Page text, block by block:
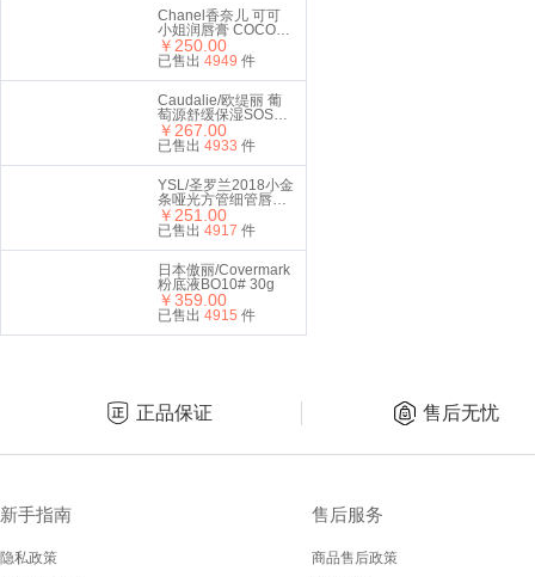
Chanel香奈儿 可可
小姐润唇膏 COCO白
管口红 3g #920
￥250.00
已售出 4949 件
Caudalie/欧缇丽 葡
萄源舒缓保湿SOS精
华液30 ml
￥267.00
已售出 4933 件
YSL/圣罗兰2018小金
条哑光方管细管唇膏
口红 21#复古正红色
礼盒套装
￥251.00
已售出 4917 件
日本傲丽/Covermark
粉底液BO10# 30g
￥359.00
已售出 4915 件
正品保证 售后无忧
新手指南
隐私政策
售后服务
商品售后政策